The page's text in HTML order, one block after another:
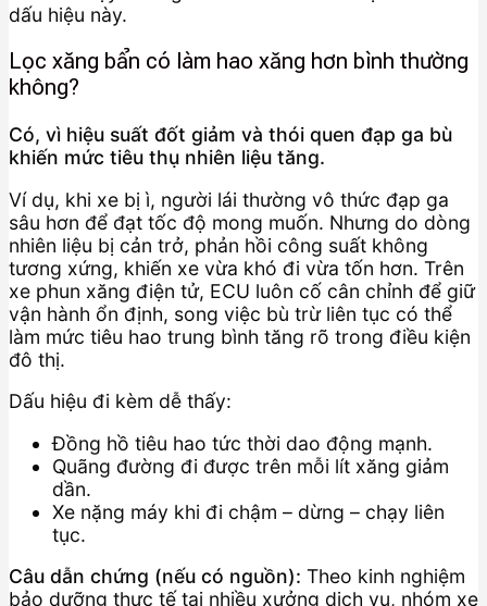
dấu hiệu này.
Lọc xăng bẩn có làm hao xăng hơn bình thường
không?
Có, vì hiệu suất đốt giảm và thói quen đạp ga bù
khiến mức tiêu thụ nhiên liệu tăng.
Ví dụ, khi xe bị ì, người lái thường vô thức đạp ga
sâu hơn để đạt tốc độ mong muốn. Nhưng do dòng
nhiên liệu bị cản trở, phản hồi công suất không
tương xứng, khiến xe vừa khó đi vừa tốn hơn. Trên
xe phun xăng điện tử, ECU luôn cố cân chỉnh để giữ
vận hành ổn định, song việc bù trừ liên tục có thể
làm mức tiêu hao trung bình tăng rõ trong điều kiện
đô thị.
Dấu hiệu đi kèm dễ thấy:
Đồng hồ tiêu hao tức thời dao động mạnh.
Quãng đường đi được trên mỗi lít xăng giảm
dần.
Xe nặng máy khi đi chậm – dừng – chạy liên
tục.
Câu dẫn chứng (nếu có nguồn): Theo kinh nghiệm
bảo dưỡng thực tế tại nhiều xưởng dịch vụ, nhóm xe